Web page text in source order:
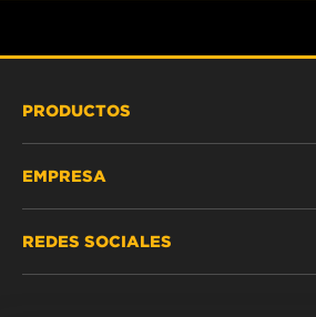
PRODUCTOS
VEHÍCULOS LIVIANOS Y
EMPRESA
REDES SOCIALES